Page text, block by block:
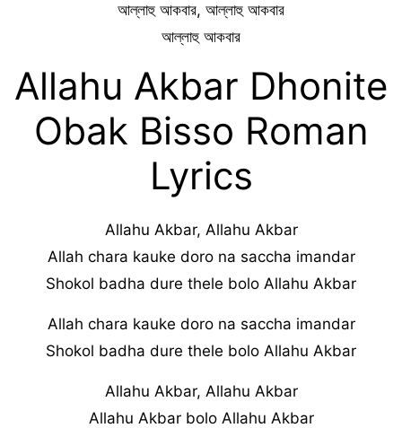
আল্লাহু আকবার, আল্লাহু আকবার
আল্লাহু আকবার
Allahu Akbar Dhonite
Obak Bisso Roman
Lyrics
Allahu Akbar, Allahu Akbar
Allah chara kauke doro na saccha imandar
Shokol badha dure thele bolo Allahu Akbar
Allah chara kauke doro na saccha imandar
Shokol badha dure thele bolo Allahu Akbar
Allahu Akbar, Allahu Akbar
Allahu Akbar bolo Allahu Akbar